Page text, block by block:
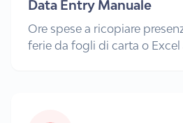
Data Entry Manuale
Ore spese a ricopiare
ferie da fogli di carta o